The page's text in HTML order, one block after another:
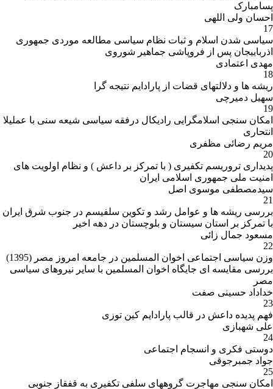
پسامبارک
احسان ولی اللهی
17
سیاسی شدن اسلام و ثبات نظام سیاسی مطالعه موردی جمهوری
اذرباییجان پس از فروپاشی جماهیر شوروی
مهدی اعتمادی
18
ریشه ها و دلالتهای قضات از پارادایم نتیجه گرا
سهیل دمیرچی
19
امکان سنجی اسلامگرایی رادیکال درفقه سیاسی شیعه سنی با عملیلا
انتحاری
مریم رضائی مظفری
20
پدیداری تروریسم تکفیری ( با تمرکز بر داعش ) و نظام اولویت های
امنیت ملی جمهوری اسلامی ایران
سیدمصطفی موسوی اصل
21
بررسی ریشه ها و عوامل رشد و تکوین سلفیسم در جنوب شرق ایران
با تمرکز بر استان سیستان و بلوچستان در دهه اخیر
مسعود جمال زائی
22
وزن سیاسی اجتماعی اخوان المسلمین در جامعه امروز مصر (1395)
بررسی مقایسه ای جایگاه اخوان المسلمین با سایر نیروهای سیاسی
مصر
خداداد حسینی صفت
23
فهم پدیده داعش در قالب پارادایم کین توزی
علی شهبازی
24
دوستی فکری و انسجام اجتماعی
جواد جمبرجوقی
25
امکان سنجی مهاجرت گروههای سلفی تکفیری به قفقاز جنوبی